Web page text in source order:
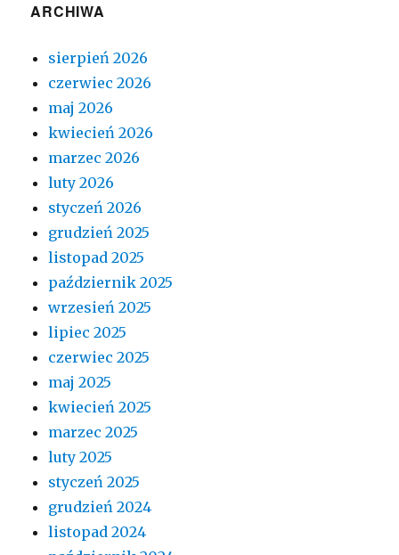
ARCHIWA
sierpień 2026
czerwiec 2026
maj 2026
kwiecień 2026
marzec 2026
luty 2026
styczeń 2026
grudzień 2025
listopad 2025
październik 2025
wrzesień 2025
lipiec 2025
czerwiec 2025
maj 2025
kwiecień 2025
marzec 2025
luty 2025
styczeń 2025
grudzień 2024
listopad 2024